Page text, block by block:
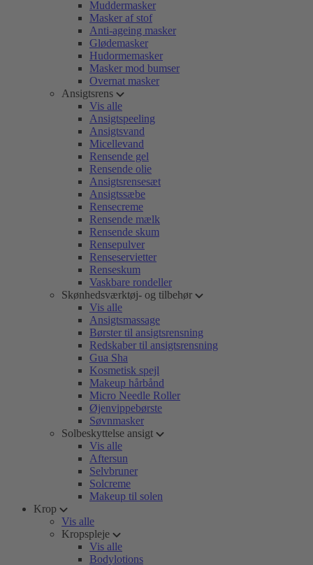
Muddermasker
Masker af stof
Anti-ageing masker
Glødemasker
Hudormemasker
Masker mod bumser
Overnat masker
Ansigtsrens
Vis alle
Ansigtspeeling
Ansigtsvand
Micellevand
Rensende gel
Rensende olie
Ansigtsrensesæt
Ansigtssæbe
Rensecreme
Rensende mælk
Rensende skum
Rensepulver
Renseservietter
Renseskum
Vaskbare rondeller
Skønhedsværktøj- og tilbehør
Vis alle
Ansigtsmassage
Børster til ansigtsrensning
Redskaber til ansigtsrensning
Gua Sha
Kosmetisk spejl
Makeup hårbånd
Micro Needle Roller
Øjenvippebørste
Søvnmasker
Solbeskyttelse ansigt
Vis alle
Aftersun
Selvbruner
Solcreme
Makeup til solen
Krop
Vis alle
Kropspleje
Vis alle
Bodylotions